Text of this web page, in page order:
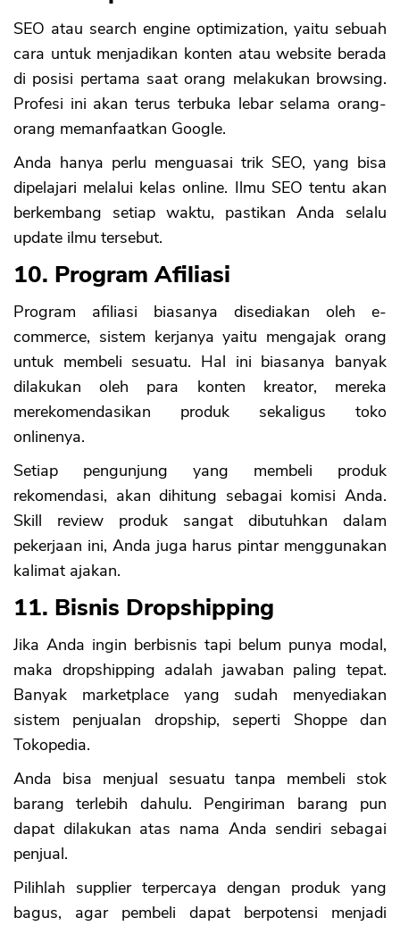
SEO atau search engine optimization, yaitu sebuah
cara untuk menjadikan konten atau website berada
di posisi pertama saat orang melakukan browsing.
Profesi ini akan terus terbuka lebar selama orang-
orang memanfaatkan Google.
Anda hanya perlu menguasai trik SEO, yang bisa
dipelajari melalui kelas online. Ilmu SEO tentu akan
berkembang setiap waktu, pastikan Anda selalu
update ilmu tersebut.
10. Program Afiliasi
Program afiliasi biasanya disediakan oleh e-
commerce, sistem kerjanya yaitu mengajak orang
untuk membeli sesuatu. Hal ini biasanya banyak
dilakukan oleh para konten kreator, mereka
merekomendasikan produk sekaligus toko
onlinenya.
Setiap pengunjung yang membeli produk
rekomendasi, akan dihitung sebagai komisi Anda.
Skill review produk sangat dibutuhkan dalam
pekerjaan ini, Anda juga harus pintar menggunakan
kalimat ajakan.
11. Bisnis Dropshipping
Jika Anda ingin berbisnis tapi belum punya modal,
maka dropshipping adalah jawaban paling tepat.
Banyak marketplace yang sudah menyediakan
sistem penjualan dropship, seperti Shoppe dan
Tokopedia.
Anda bisa menjual sesuatu tanpa membeli stok
barang terlebih dahulu. Pengiriman barang pun
dapat dilakukan atas nama Anda sendiri sebagai
penjual.
Pilihlah supplier terpercaya dengan produk yang
bagus, agar pembeli dapat berpotensi menjadi